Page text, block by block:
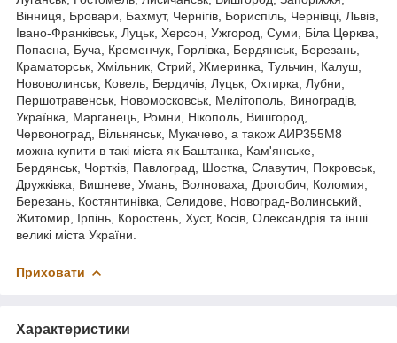
Вінниця, Бровари, Бахмут, Чернігів, Бориспіль, Чернівці, Львів,
Івано-Франківськ, Луцьк, Херсон, Ужгород, Суми, Біла Церква,
Попасна, Буча, Кременчук, Горлівка, Бердянськ, Березань,
Краматорськ, Хмільник, Стрий, Жмеринка, Тульчин, Калуш,
Нововолинськ, Ковель, Бердичів, Луцьк, Охтирка, Лубни,
Першотравенськ, Новомосковськ, Мелітополь, Виноградів,
Українка, Марганець, Ромни, Нікополь, Вишгород,
Червоноград, Вільнянськ, Мукачево, а також АИР355M8
можна купити в такі міста як Баштанка, Кам'янське,
Бердянськ, Чортків, Павлоград, Шостка, Славутич, Покровськ,
Дружківка, Вишневе, Умань, Волноваха, Дрогобич, Коломия,
Березань, Костянтинівка, Селидове, Новоград-Волинський,
Житомир, Ірпінь, Коростень, Хуст, Косів, Олександрія та інші
великі міста України.
Приховати
Характеристики